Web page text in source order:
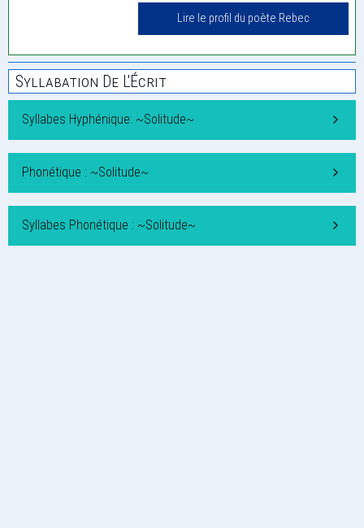
Lire le profil du poète Rebec
Syllabation De L'Écrit
Syllabes Hyphénique: ~Solitude~
Phonétique : ~Solitude~
Syllabes Phonétique : ~Solitude~